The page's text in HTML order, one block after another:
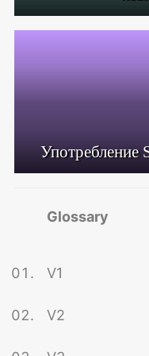
Употребление
Glossary
V1
V2